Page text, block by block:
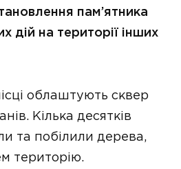
пам’ятника
дій на території інших
облаштують сквер
Кілька десятків
та побілили дерева,
територію.